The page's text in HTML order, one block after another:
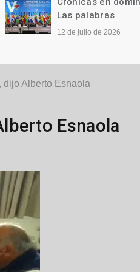
Qué difícil…
28 de junio de 2026
dijo Alberto Esnaola
Esnaola